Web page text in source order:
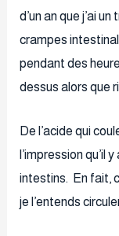
d’un an que j’ai
crampes
pendant des
dessus alors que
De l’acide qui
l’impression qu’il
intestins. En fait,
je l’entends